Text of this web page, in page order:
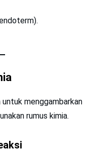
untuk menggambarkan
rumus kimia.